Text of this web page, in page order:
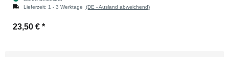
Lieferzeit: 1 - 3 Werktage (DE - Ausland abweichend)
23,50 € *